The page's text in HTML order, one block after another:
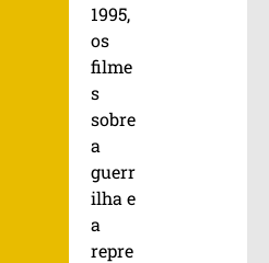
1995,
os
filme
s
sobre
a
guerr
ilha e
a
repre